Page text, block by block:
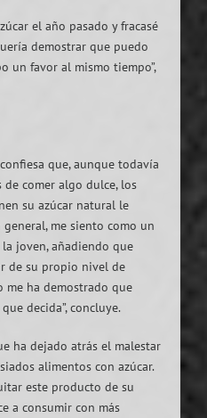
el año pasado y fracasé
demostrar que puedo
un favor al mismo tiempo”,
que, aunque todavía
comer algo dulce, los
su azúcar natural le
me siento como un
la joven, añadiendo que
de su propio nivel de
me ha demostrado que
decida”, concluye.
ha dejado atrás el malestar
alimentos con azúcar.
este producto de su
a consumir con más